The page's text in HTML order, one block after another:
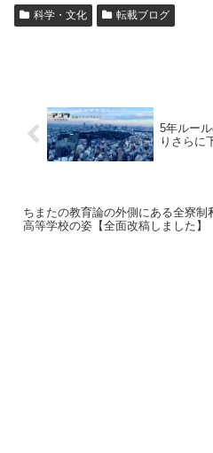
科学・文化 転載ブログ
5年ルー
りさらに
ちまたの教育論の外側にある全寮制
高等学校の姿【全面改稿しました】